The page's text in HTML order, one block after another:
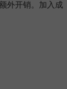
外开销。加入成